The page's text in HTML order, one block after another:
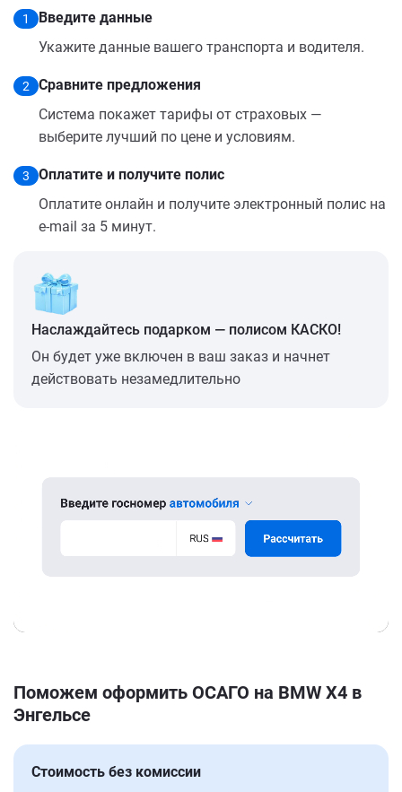
1
Введите данные
Укажите данные вашего транспорта и водителя.
2
Сравните предложения
Система покажет тарифы от страховых —
выберите лучший по цене и условиям.
3
Оплатите и получите полис
Оплатите онлайн и получите электронный полис на
e-mail за 5 минут.
Наслаждайтесь подарком — полисом КАСКО!
Он будет уже включен в ваш заказ и начнет
действовать незамедлительно
Поможем оформить ОСАГО на BMW X4 в
Энгельсе
Стоимость без комиссии